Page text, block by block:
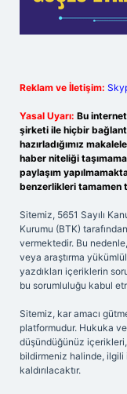
Reklam ve İletişim:
Yasal Uyarı: Bu
şirketi ile hiçbir
hazırladığımız
haber niteliği
paylaşım
benzerlikleri tamamen
Sitemiz, 5651 Sayılı
Kurumu (BTK)
vermektedir. Bu
veya araştırma
yazdıkları içeriklerin
bu sorumluluğu kabul
Sitemiz, kar amacı
platformudur. Hukuka
düşündüğünüz içerikleri,
bildirmeniz halinde,
kaldırılacaktır.